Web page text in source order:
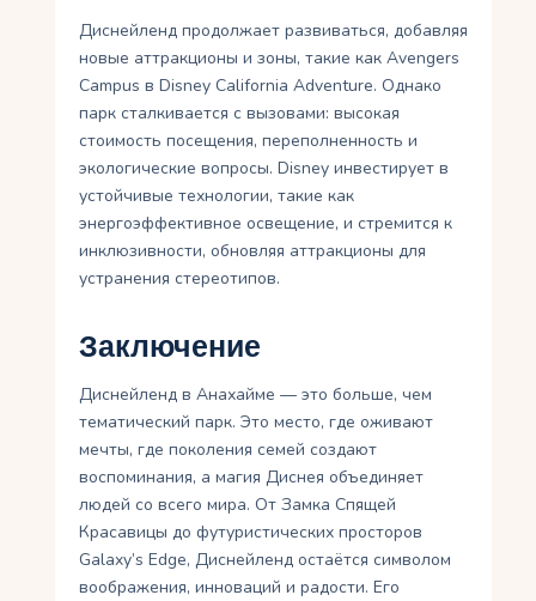
Диснейленд продолжает развиваться, добавляя
новые аттракционы и зоны, такие как Avengers
Campus в Disney California Adventure. Однако
парк сталкивается с вызовами: высокая
стоимость посещения, переполненность и
экологические вопросы. Disney инвестирует в
устойчивые технологии, такие как
энергоэффективное освещение, и стремится к
инклюзивности, обновляя аттракционы для
устранения стереотипов.
Заключение
Диснейленд в Анахайме — это больше, чем
тематический парк. Это место, где оживают
мечты, где поколения семей создают
воспоминания, а магия Диснея объединяет
людей со всего мира. От Замка Спящей
Красавицы до футуристических просторов
Galaxy’s Edge, Диснейленд остаётся символом
воображения, инноваций и радости. Его